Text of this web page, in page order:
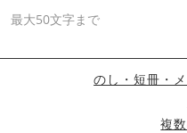
のし・短冊・
複